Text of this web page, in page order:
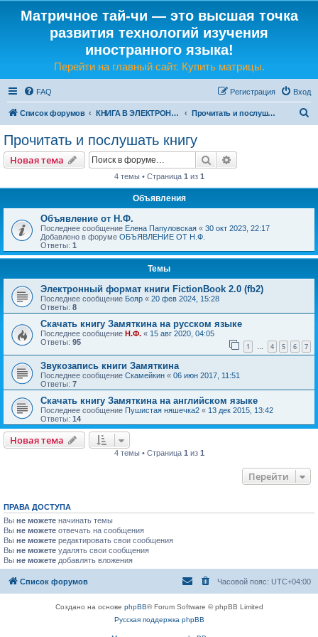
Матричное тай-чи — это высшая точка
развития технологий изучения
иностранного языка!
Перейти на главный сайт. Купить матрицы.
FAQ Вход
Регистрация
Список форумов КНИГА В ЭЛЕКТРОННОМ И ЗВУКОВОМ ВИДЕ Прочитать и послушать книгу
Прочитать и послушать книгу
Новая тема Поиск
4 темы • Страница 1 из 1
Объявления
Объявление от Н.Ф.
Последнее сообщение Елена Папуловская « 30 окт 2023, 22:17
Добавлено в форуме ОБЪЯВЛЕНИЕ ОТ Н.Ф.
Ответы: 1
Темы
Электронный формат книги FictionBook 2.0 (fb2)
Последнее сообщение Бояр « 20 фев 2024, 15:28
Ответы: 8
Скачать книгу Замяткина на русском языке
Последнее сообщение Н.Ф. « 15 авг 2020, 04:05
Ответы: 95 1 … 4 5 6 7
Звукозапись книги Замяткина
Последнее сообщение Скамейкин « 06 июн 2017, 11:51
Ответы: 7
Скачать книгу Замяткина на английском языке
Последнее сообщение Пушистая няшечка2 « 13 дек 2015, 13:42
Ответы: 14
Новая тема
4 темы • Страница 1 из 1
Перейти
ПРАВА ДОСТУПА
Вы не можете начинать темы
Вы не можете отвечать на сообщения
Вы не можете редактировать свои сообщения
Вы не можете удалять свои сообщения
Вы не можете добавлять вложения
Список форумов Часовой пояс: UTC+04:00
Создано на основе phpBB® Forum Software © phpBB Limited
Русская поддержка phpBB